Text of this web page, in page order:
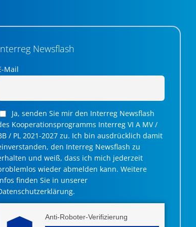
Newsflash
Mail
Ja, senden Sie mir den Interreg Newsflash
Kooperationsprogramms Interreg VI A MV /
/ PL 2021-2027 zu. Ich bin ausdrücklich damit
den Interreg Newsflash zu
und weiß, dass ich mich jederzeit
wieder abmelden kann. Weitere
finden Sie in unserer
Anti-Roboter-Verifizierung